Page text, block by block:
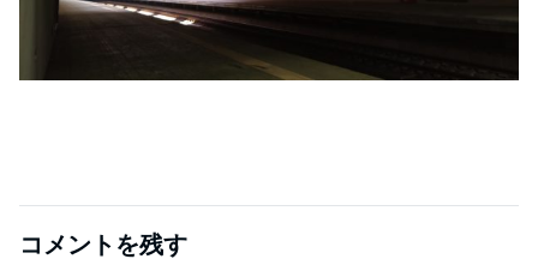
コメントを残す